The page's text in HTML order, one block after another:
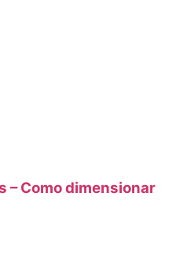
– Como dimensionar